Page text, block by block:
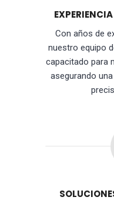
Con años de
nuestro equipo
capacitado para
asegurando una